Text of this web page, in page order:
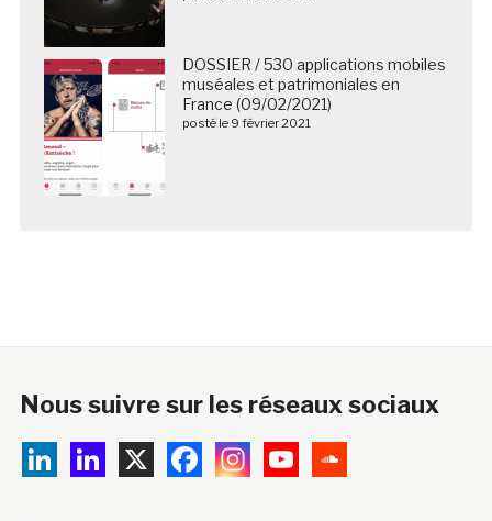
DOSSIER / 530 applications mobiles
muséales et patrimoniales en
France (09/02/2021)
posté le 9 février 2021
Nous suivre sur les réseaux sociaux